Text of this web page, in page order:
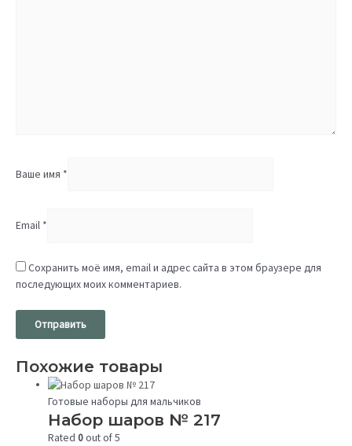
Ваше имя *
Email *
Сохранить моё имя, email и адрес сайта в этом браузере для
последующих моих комментариев.
Похожие товары
Готовые наборы для мальчиков
Набор шаров № 217
Rated0out of 5